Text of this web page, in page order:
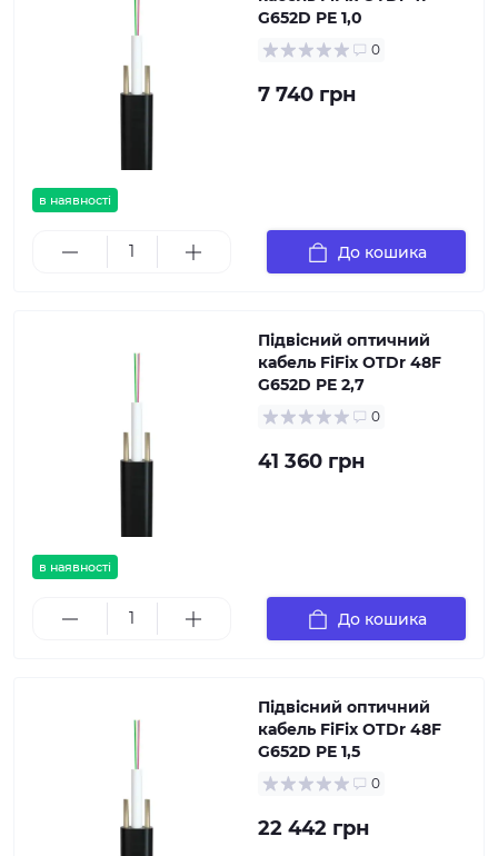
в наявності
G652D PE 1,0
0
7 740 грн
До кошика
в наявності
Підвісний оптичний
кабель FiFix OTDr 48F
G652D PE 2,7
0
41 360 грн
До кошика
Підвісний оптичний
кабель FiFix OTDr 48F
G652D PE 1,5
0
22 442 грн